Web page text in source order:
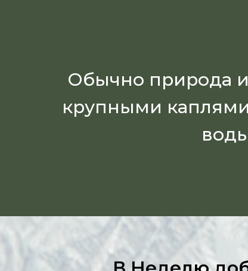
Обычно природа
крупными